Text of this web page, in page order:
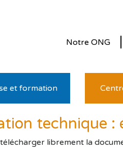
Notre ONG
et formation
technique :
librement la